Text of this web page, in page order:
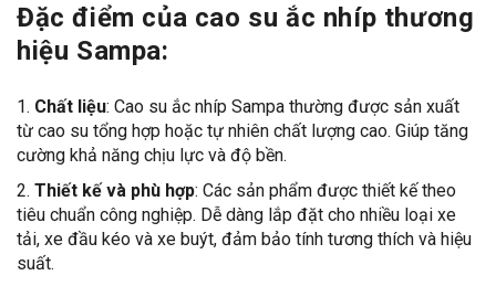
Đặc điểm của cao su ắc nhíp thương
hiệu Sampa:
Chất liệu: Cao su ắc nhíp Sampa thường được sản xuất
từ cao su tổng hợp hoặc tự nhiên chất lượng cao. Giúp tăng
cường khả năng chịu lực và độ bền.
Thiết kế và phù hợp: Các sản phẩm được thiết kế theo
tiêu chuẩn công nghiệp. Dễ dàng lắp đặt cho nhiều loại xe
tải, xe đầu kéo và xe buýt, đảm bảo tính tương thích và hiệu
suất.